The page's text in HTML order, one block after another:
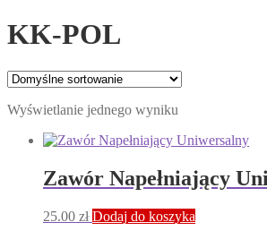
KK-POL
Wyświetlanie jednego wyniku
Zawór Napełniający
25.00 zł Dodaj do koszyka